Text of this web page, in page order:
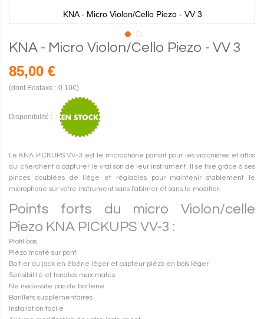
KNA - Micro Violon/Cello Piezo - VV 3
KNA - Micro Violon/Cello Piezo - VV 3
85,00 €
(dont Ecotaxe : 0.10€)
Disponibilité :
Le KNA PICKUPS VV-3 est le microphone parfait pour les violonistes et altos
qui cherchent à capturer le vrai son de leur instrument. Il se fixe grâce à ses
pinces doublées de liège et réglables pour maintenir stablement le
microphone sur votre instrument sans l'abimer et sans le modifier.
Points forts du micro Violon/celle
Piezo KNA PICKUPS VV-3 :
Profil bas
Piézo monté sur pont
Boitier du jack en ébène léger et capteur piézo en bois léger
Sensibilité et tonales maximales
Ne nécessite pas de batterie
Barillets supplémentaires
Installation facile